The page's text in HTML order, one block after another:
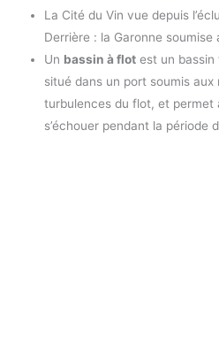
La Cité du Vin vue depuis
Derrière : la Garonne soumise
Un bassin à flot est un bassin
situé dans un port soumis
turbulences du flot, et permet
s’échouer pendant la période